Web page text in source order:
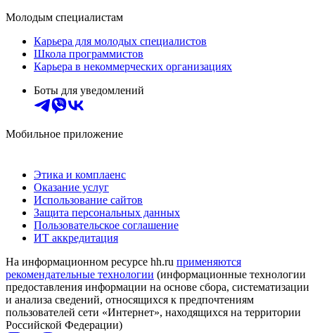
Молодым специалистам
Карьера для молодых специалистов
Школа программистов
Карьера в некоммерческих организациях
Боты для уведомлений
Мобильное приложение
Этика и комплаенс
Оказание услуг
Использование сайтов
Защита персональных данных
Пользовательское соглашение
ИТ аккредитация
На информационном ресурсе hh.ru применяются
рекомендательные технологии (информационные технологии
предоставления информации на основе сбора, систематизации
и анализа сведений, относящихся к предпочтениям
пользователей сети «Интернет», находящихся на территории
Российской Федерации)